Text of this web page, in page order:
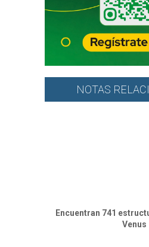
NOTAS
Encuentran 741
Venus